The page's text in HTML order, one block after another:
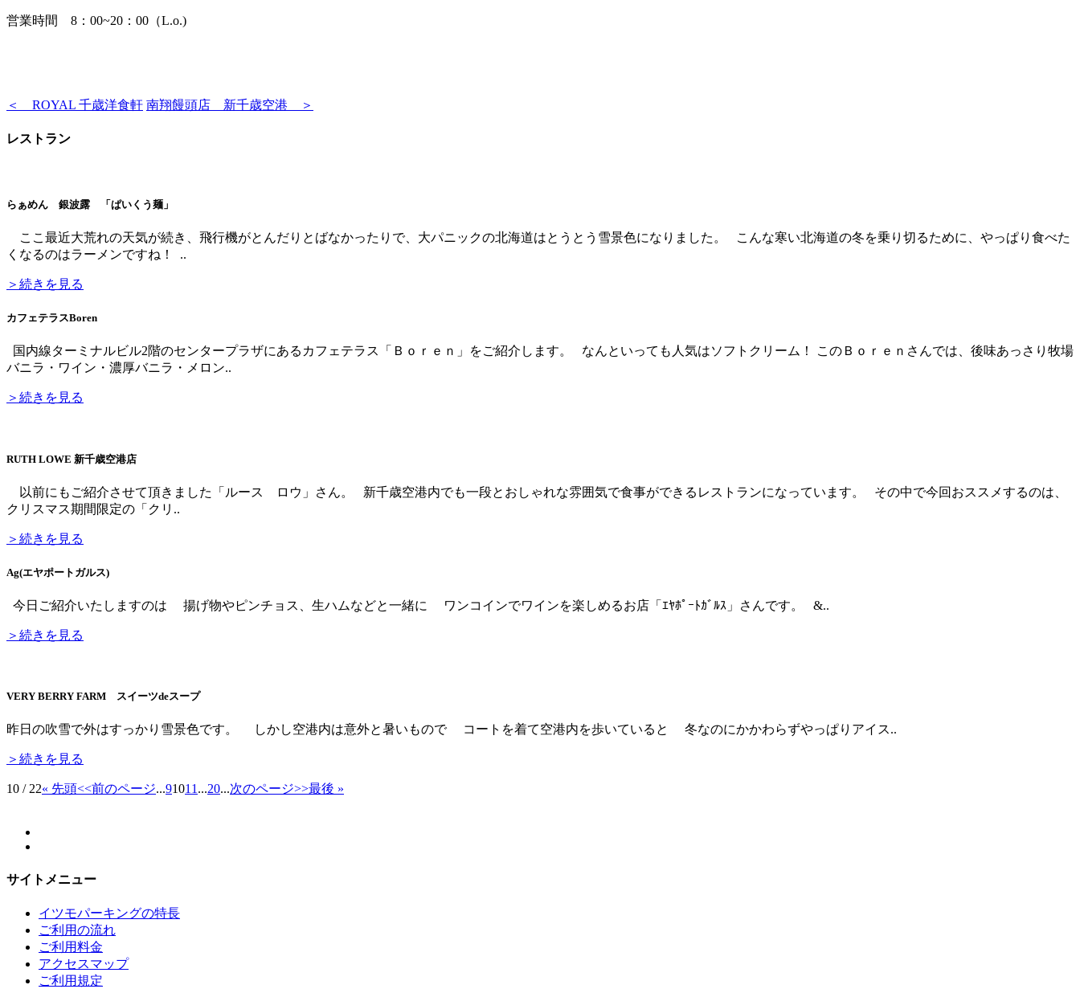
営業時間 8：00~20：00（L.o.)
＜ ROYAL 千歳洋食軒 南翔饅頭店 新千歳空港 ＞
レストラン
らぁめん 銀波露 「ぱいくう麺」
ここ最近大荒れの天気が続き、飛行機がとんだりとばなかったりで、大パニックの北海道はとうとう雪景色になりました。 こんな寒い北海道の冬を乗り切るために、やっぱり食べた
くなるのはラーメンですね！ ..
＞続きを見る
カフェテラスBoren
国内線ターミナルビル2階のセンタープラザにあるカフェテラス「Ｂｏｒｅｎ」をご紹介します。 なんといっても人気はソフトクリーム！ このＢｏｒｅｎさんでは、後味あっさり牧場
バニラ・ワイン・濃厚バニラ・メロン..
＞続きを見る
RUTH LOWE 新千歳空港店
以前にもご紹介させて頂きました「ルース ロウ」さん。 新千歳空港内でも一段とおしゃれな雰囲気で食事ができるレストランになっています。 その中で今回おススメするのは、
クリスマス期間限定の「クリ..
＞続きを見る
Ag(エヤポートガルス)
今日ご紹介いたしますのは 揚げ物やピンチョス、生ハムなどと一緒に ワンコインでワインを楽しめるお店「ｴﾔﾎﾟｰﾄｶﾞﾙｽ」さんです。 &..
＞続きを見る
VERY BERRY FARM スイーツdeスープ
昨日の吹雪で外はすっかり雪景色です。 しかし空港内は意外と暑いもので コートを着て空港内を歩いていると 冬なのにかかわらずやっぱりアイス..
＞続きを見る
10 / 22« 先頭<<前のページ...91011...20...次のページ>>最後 »
サイトメニュー
イツモパーキングの特長
ご利用の流れ
ご利用料金
アクセスマップ
ご利用規定